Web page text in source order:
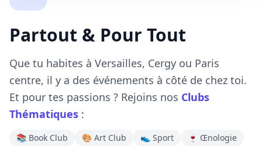
Partout & Pour Tout
Que tu habites à Versailles, Cergy ou Paris
centre, il y a des événements à côté de chez toi.
Et pour tes passions ? Rejoins nos Clubs
Thématiques :
📚 Book Club 🎨 Art Club 👟 Sport 🍷 Œnologie